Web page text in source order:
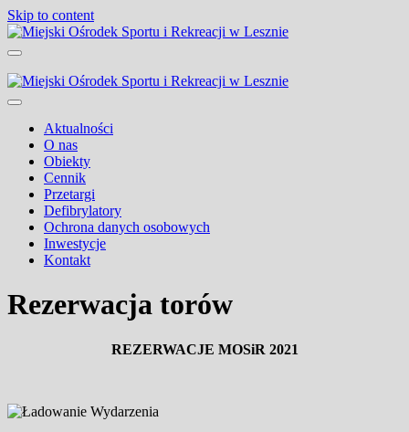
Skip to content
Miejski Ośrodek Sportu i Rekreacji w
Lesznie
Aktualności
O nas
Obiekty
Cennik
Przetargi
Defibrylatory
Ochrona danych osobowych
Inwestycje
Kontakt
Rezerwacja torów
REZERWACJE MOSiR 2021